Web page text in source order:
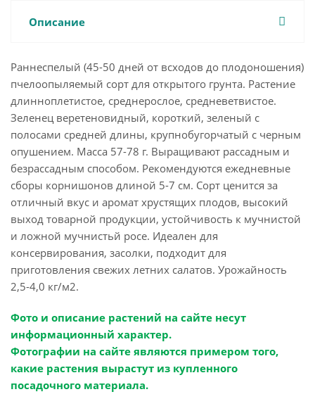
Описание
Раннеспелый (45-50 дней от всходов до плодоношения)
пчелоопыляемый сорт для открытого грунта. Растение
длинноплетистое, среднерослое, средневетвистое.
Зеленец веретеновидный, короткий, зеленый с
полосами средней длины, крупнобугорчатый с черным
опушением. Масса 57-78 г. Выращивают рассадным и
безрассадным способом. Рекомендуются ежедневные
сборы корнишонов длиной 5-7 см. Сорт ценится за
отличный вкус и аромат хрустящих плодов, высокий
выход товарной продукции, устойчивость к мучнистой
и ложной мучнистьй росе. Идеален для
консервирования, засолки, подходит для
приготовления свежих летних салатов. Урожайность
2,5-4,0 кг/м2.
Фото и описание растений на сайте несут
информационный характер.
Фотографии на сайте являются примером того,
какие растения вырастут из купленного
посадочного материала.